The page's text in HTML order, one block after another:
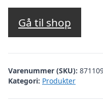
Gå til shop
Varenummer (SKU):
Kategori: Produkter